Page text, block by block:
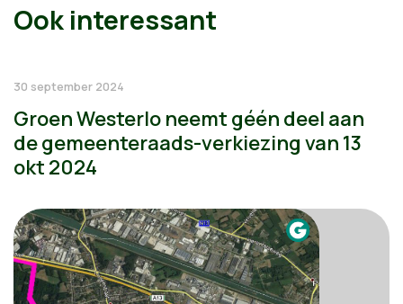
Ook interessant
30 september 2024
Groen Westerlo neemt géén deel aan
de gemeenteraads-verkiezing van 13
okt 2024